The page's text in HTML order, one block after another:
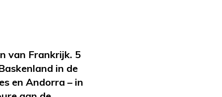
van Frankrijk. 5
in de
en Andorra – in